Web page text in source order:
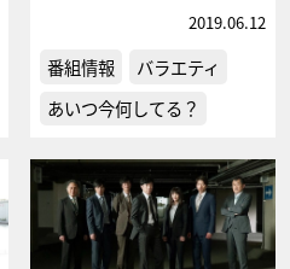
2019.06.12
番組情報
バラエティ
あいつ今何してる？